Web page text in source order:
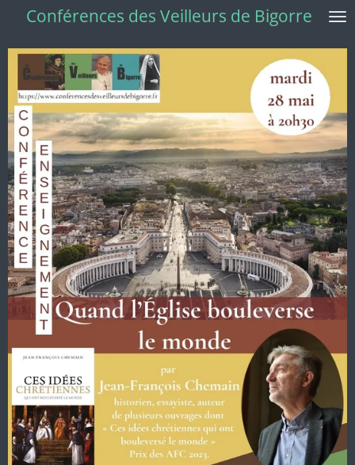
Passer
contenu
principal
Conférences des Veilleurs de Bigorre